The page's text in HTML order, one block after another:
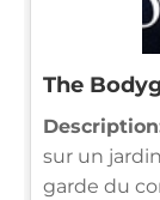
The
sur un
garde du